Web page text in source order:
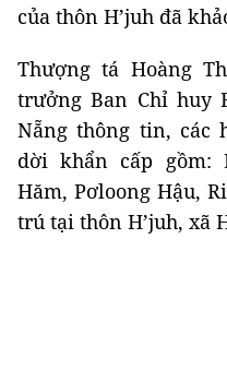
của thôn H’juh đã
Thượng tá Hoàng
trưởng Ban Chỉ huy
Nẵng thông tin, các
dời khẩn cấp gồm:
Hăm, Pơloong Hậu,
trú tại thôn H’juh, xã